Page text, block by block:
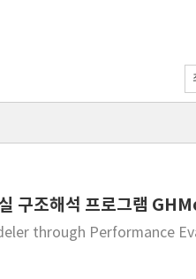
구조해석 프로그램
through Performance